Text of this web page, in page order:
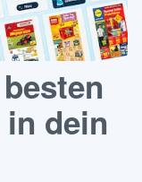
dein